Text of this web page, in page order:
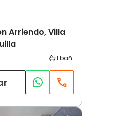
Arriendo, Villa